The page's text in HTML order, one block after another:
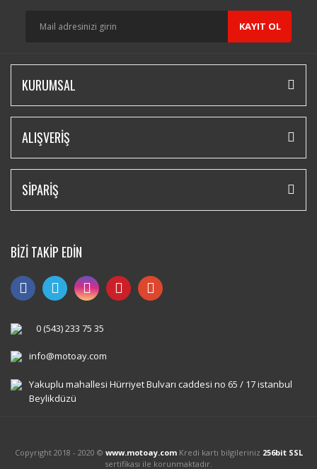
KAYIT OL
KURUMSAL
ALIŞVERİŞ
SİPARİŞ
BİZİ TAKİP EDİN
0 (543) 233 75 35
info@motoay.com
Yakuplu mahallesi Hürriyet Bulvarı caddesi no 65 / 17 istanbul
Beylikdüzü
Copyright 2018 - 2020 © www.motoay.comKredi kartı bilgileriniz 256bit SSL
sertifikası ile korunmaktadır.